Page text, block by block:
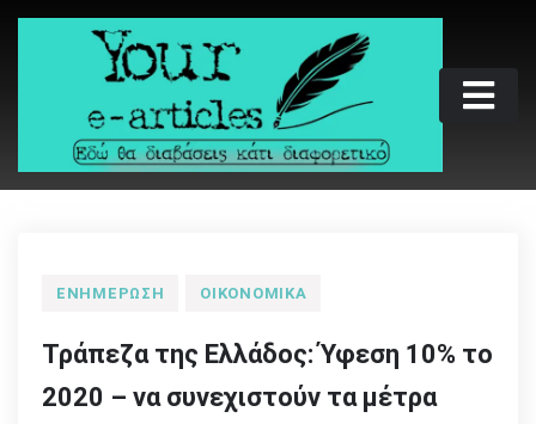
Skip
Your e-articles
Εδώ θα διαβάσεις κάτι διαφορετικό
ΕΝΗΜΈΡΩΣΗ ΟΙΚΟΝΟΜΙΚΆ
Τράπεζα της Ελλάδος: Ύφεση 10% το
2020 – να συνεχιστούν τα μέτρα